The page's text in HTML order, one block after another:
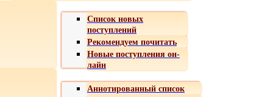
Список новых
поступлений
Рекомендуем почитать
Новые поступления он-
лайн
Аннотированный список